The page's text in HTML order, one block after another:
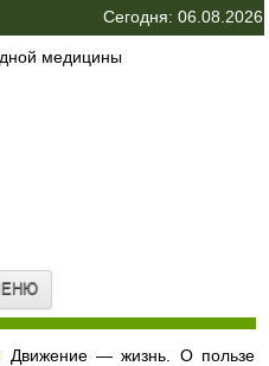
Сегодня: 06.08.2026
Движение — жизнь. О пользе